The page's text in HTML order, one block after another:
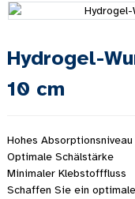
Hydrogel-
10 cm
Hohes Absorptionsniveau
Optimale Schälstärke
Minimaler Klebstofffluss
Schaffen Sie ein